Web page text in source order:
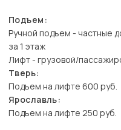
Подъем:
Ручной подъем - частные
за 1 этаж
Лифт - грузовой/
Тверь:
Подъем на лифте 600 руб.
Ярославль:
Подъем на лифте 250 руб.